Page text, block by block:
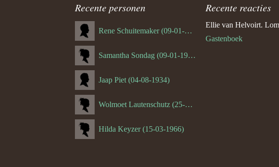
Recente personen
Rene Schuitemaker (09-01-1970)
Samantha Sondag (09-01-1993)
Jaap Piet (04-08-1934)
Wolmoet Lautenschutz (25-07-1933)
Hilda Keyzer (15-03-1966)
Recente reacties
Ellie van Helvoirt.
Gastenboek